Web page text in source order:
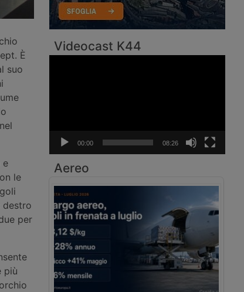
È
suo
e
le
destro
per
più
Videocast K44
00:00 08:26
Aereo